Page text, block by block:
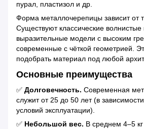
пурал, пластизол и др.
Форма металлочерепицы зависит от
Существуют классические
выразительные модели с высоким
современные с чёткой геометрией.
подобрать материал под любой
Основные преимущества
✅ Долговечность. Современная
служит от 25 до 50 лет (в
условий эксплуатации).
✅ Небольшой вес. В среднем 4–5